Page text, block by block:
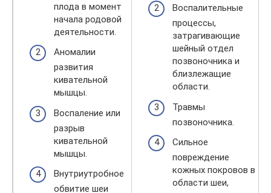
плода в момент
начала родовой
деятельности.
Аномалии
развития
кивательной
мышцы.
Воспаление или
разрыв
кивательной
мышцы.
Внутриутробное
обвитие шеи
Воспалительные
процессы,
затрагивающие
шейный отдел
позвоночника и
близлежащие
области.
Травмы
позвоночника.
Сильное
повреждение
кожных покровов в
области шеи,